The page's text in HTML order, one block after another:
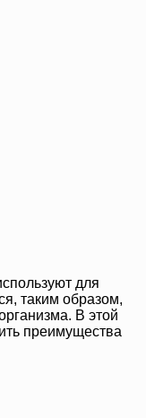
для
таким образом,
В этой
преимущества